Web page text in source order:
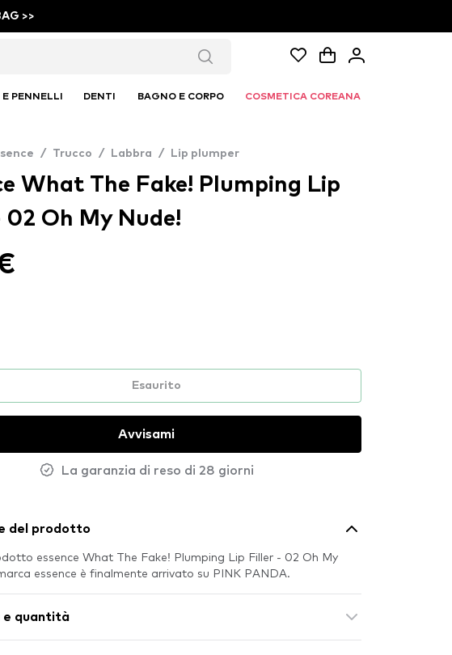
>>
PENNELLI DENTI BAGNO E CORPO COSMETICA COREANA
/ Trucco / Labbra / Lip plumper
What The Fake! Plumping Lip
02 Oh My Nude!
Esaurito
Avvisami
La garanzia di reso di 28 giorni
del prodotto
essence What The Fake! Plumping Lip Filler - 02 Oh My
essence è finalmente arrivato su PINK PANDA.
e quantità